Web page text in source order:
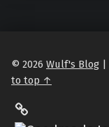
© 2026 Wulf's Blog
to top ↑
Philantrop on Goodreads